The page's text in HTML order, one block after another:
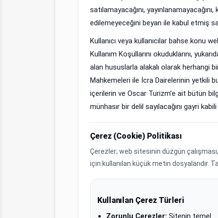
satılamayacağını,
edilemeyeceğini beyan ile kabul etmiş
Kullanıcı veya kullanıcılar bahse konu
Kullanım Koşullarını okuduklarını,
alan hususlarla alakalı olarak herhangi
Mahkemeleri ile İcra Dairelerinin yetkili
içerilerin ve Oscar Turizm’e ait bütün
münhasır bir delil sayılacağını gayri
Çerez (Cookie) Politikası
Çerezler; web sitesinin düzgün
için kullanılan küçük metin dosyalarıdır.
Kullanılan Çerez Türleri
Zorunlu Çerezler: Sitenin temel